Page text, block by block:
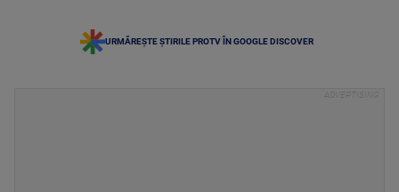
URMĂREȘTE ȘTIRILE PROTV ÎN GOOGLE DISCOVER